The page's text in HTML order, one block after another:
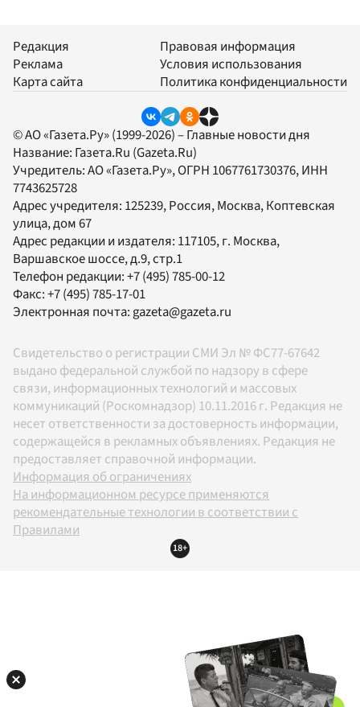
Редакция
Реклама
Карта сайта
Правовая информация
Условия использования
Политика конфиденциальности
© АО «Газета.Ру» (1999-2026) – Главные новости дня
Название: Газета.Ru (Gazeta.Ru)
Учредитель:АО «Газета.Ру», ОГРН 1067761730376, ИНН
7743625728
Адрес учредителя: 125239, Россия, Москва, Коптевская
улица, дом 67
Адрес редакции и издателя: 117105, г. Москва,
Варшавское шоссе, д.9, стр.1
Телефон редакции:+7 (495) 785-00-12
Факс:+7 (495) 785-17-01
Электронная почта:gazeta@gazeta.ru
Свидетельство о регистрации СМИ Эл № ФС77-67642
выдано федеральной службой по надзору в сфере
связи, информационных технологий и массовых
коммуникаций (Роскомнадзор) 10.11.2016 г. Редакция не
несет ответственности за достоверность информации,
содержащейся в рекламных объявлениях. Редакция не
предоставляет справочной информации.
Информация об ограничениях
На информационном ресурсе применяются
рекомендательные технологии в соответствии с
Правилами
18+